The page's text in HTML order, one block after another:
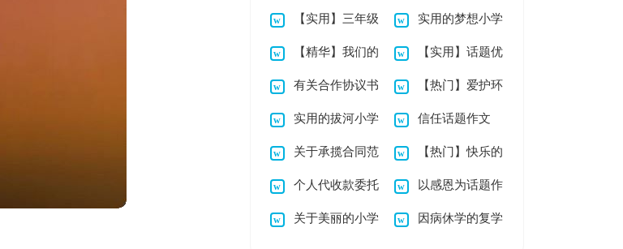
小学作文3篇 案范文汇编八篇
【实用】三年级
小学作文3篇
实用的梦想小学
作文三篇
【精华】我们的
故事小学作文三篇
【实用】话题优
秀作文汇编九篇
有关合作协议书
锦集7篇
【热门】爱护环
境小学作文四篇
实用的拔河小学
作文3篇
信任话题作文
关于承揽合同范
本
【热门】快乐的
中秋小学作文4篇
个人代收款委托
书
以感恩为话题作
文
关于美丽的小学 因病休学的复学